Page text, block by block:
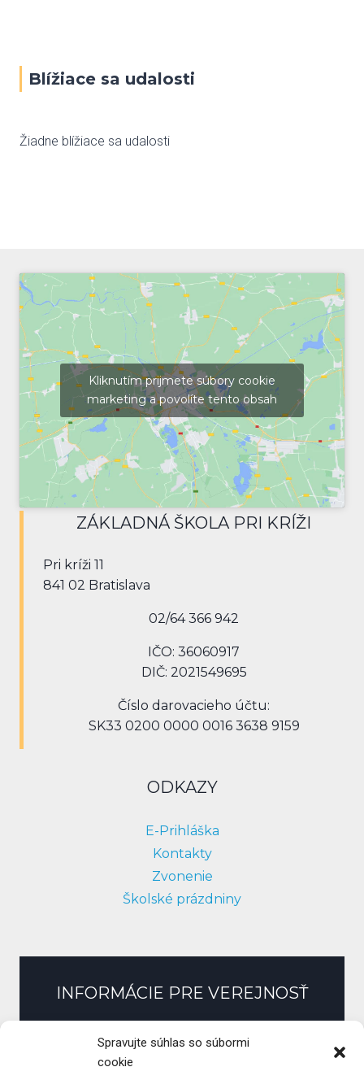
Spravujte súhlas so súbormi
cookie
Blížiace sa udalosti
Žiadne blížiace sa udalosti
Kliknutím prijmete súbory cookie
marketing a povolíte tento obsah
ZÁKLADNÁ ŠKOLA PRI KRÍŽI
Pri kríži 11
841 02 Bratislava
02/64 366 942
IČO: 36060917
DIČ: 2021549695
Číslo darovacieho účtu:
SK33 0200 0000 0016 3638 9159
ODKAZY
E-Prihláška
Kontakty
Zvonenie
Školské prázdniny
INFORMÁCIE PRE VEREJNOSŤ
Slobodný prístup k informáciám
Zmluvy, faktúry, objednávky